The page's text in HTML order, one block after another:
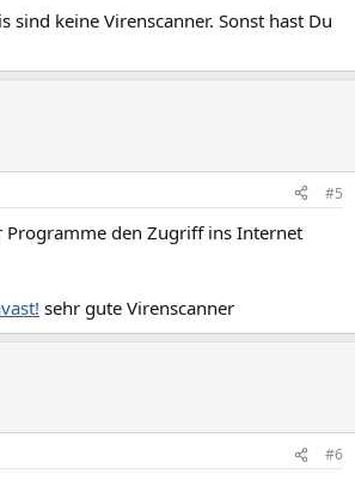
sind keine Virenscanner. Sonst hast Du
#5
Programme den Zugriff ins Internet
sehr gute Virenscanner
#6